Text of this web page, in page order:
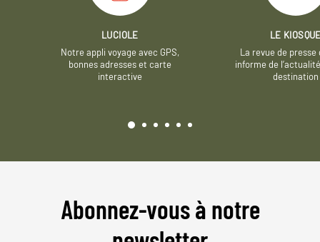
LUCIOLE
Notre appli voyage avec GPS,
bonnes adresses et carte
interactive
LE
La revue de presse
informe de
destination
Abonnez-vous à notre